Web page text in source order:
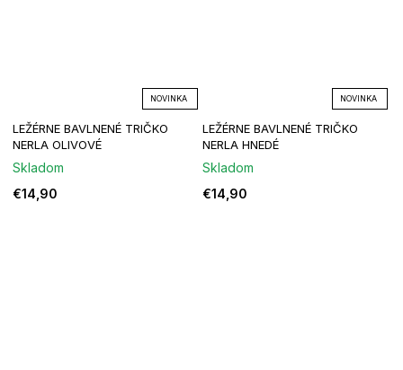
NOVINKA
LEŽÉRNE BAVLNENÉ TRIČKO
NERLA OLIVOVÉ
Skladom
€14,90
NOVINKA
LEŽÉRNE BAVLNENÉ TRIČKO
NERLA HNEDÉ
Skladom
€14,90